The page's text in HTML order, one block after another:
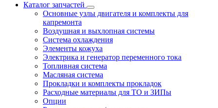
Каталог запчастей
Основные узлы двигателя и комплекты для
капремонта
Воздушная и выхлопная системы
Система охлаждения
Элементы кожуха
Электрика и генератор переменного тока
Топливная система
Масляная система
Прокладки и комплекты прокладок
Расходные материалы для ТО и ЗИПы
Опции